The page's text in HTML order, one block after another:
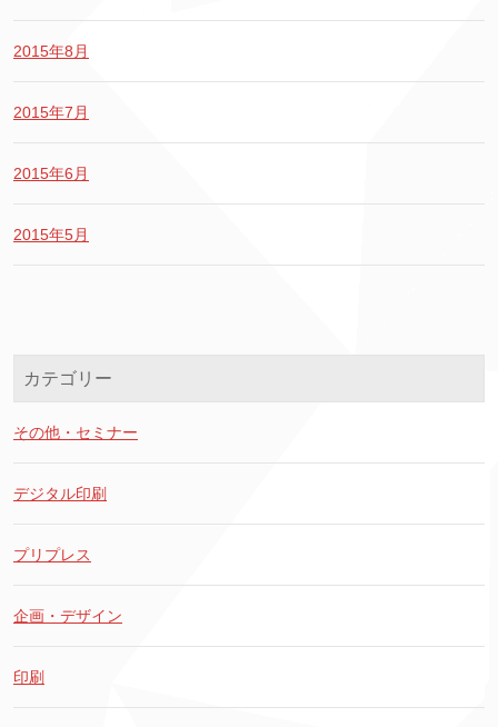
2015年8月
2015年7月
2015年6月
2015年5月
カテゴリー
その他・セミナー
デジタル印刷
プリプレス
企画・デザイン
印刷